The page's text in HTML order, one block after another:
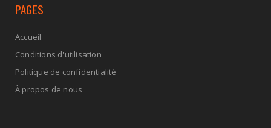
PAGES
Accueil
Conditions d'utilisation
Politique de confidentialité
À propos de nous